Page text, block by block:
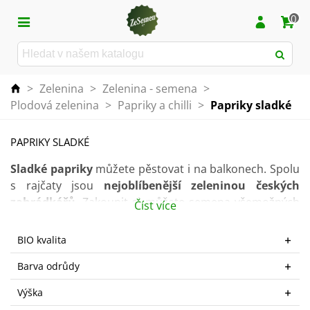
0
> Zelenina > Zelenina - semena >
Plodová zelenina > Papriky a chilli > Papriky sladké
PAPRIKY SLADKÉ
Sladké paprikymůžete pěstovat i na balkonech. Spolu
s rajčaty jsou nejoblíbenější zeleninou českých
zahrádkářů
. Zakoupit si můžete semena všemožných
Do záhonu či
je přesaďte až v červnu a
nezapomeňte je chránit před větrem.
Červené paprikyobsahují značné množství vitamínu A
a C. Tyto vitamíny chrání pleť před předčasným
Číst více
BIO kvalita
Barva odrůdy
Výška